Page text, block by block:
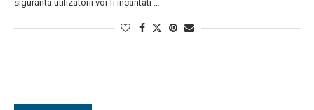
siguranta utilizatorii vor fi incantati …